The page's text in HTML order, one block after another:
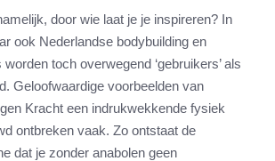
door wie laat je je inspireren? In
ook Nederlandse bodybuilding en
toch overwegend ‘gebruikers’ als
Geloofwaardige voorbeelden van
Kracht een indrukwekkende fysiek
ontbreken vaak. Zo ontstaat de
dat je zonder anabolen geen